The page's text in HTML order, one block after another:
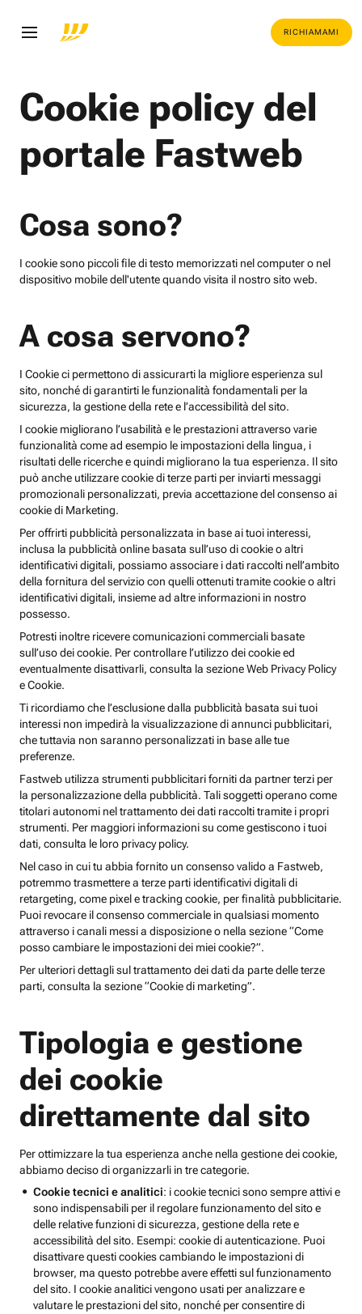
RICHIAMAMI
Cookie policy del
portale Fastweb
Cosa sono?
I cookie sono piccoli file di testo memorizzati nel computer o nel
dispositivo mobile dell'utente quando visita il nostro sito web.
A cosa servono?
I Cookie ci permettono di assicurarti la migliore esperienza sul
sito, nonché di garantirti le funzionalità fondamentali per la
sicurezza, la gestione della rete e l’accessibilità del sito.
I cookie migliorano l’usabilità e le prestazioni attraverso varie
funzionalità come ad esempio le impostazioni della lingua, i
risultati delle ricerche e quindi migliorano la tua esperienza. Il sito
può anche utilizzare cookie di terze parti per inviarti messaggi
promozionali personalizzati, previa accettazione del consenso ai
cookie di Marketing.
Per offrirti pubblicità personalizzata in base ai tuoi interessi,
inclusa la pubblicità online basata sull’uso di cookie o altri
identificativi digitali, possiamo associare i dati raccolti nell’ambito
della fornitura del servizio con quelli ottenuti tramite cookie o altri
identificativi digitali, insieme ad altre informazioni in nostro
possesso.
Potresti inoltre ricevere comunicazioni commerciali basate
sull’uso dei cookie. Per controllare l’utilizzo dei cookie ed
eventualmente disattivarli, consulta la sezione Web Privacy Policy
e Cookie.
Ti ricordiamo che l’esclusione dalla pubblicità basata sui tuoi
interessi non impedirà la visualizzazione di annunci pubblicitari,
che tuttavia non saranno personalizzati in base alle tue
preferenze.
Fastweb utilizza strumenti pubblicitari forniti da partner terzi per
la personalizzazione della pubblicità. Tali soggetti operano come
titolari autonomi nel trattamento dei dati raccolti tramite i propri
strumenti. Per maggiori informazioni su come gestiscono i tuoi
dati, consulta le loro privacy policy.
Nel caso in cui tu abbia fornito un consenso valido a Fastweb,
potremmo trasmettere a terze parti identificativi digitali di
retargeting, come pixel e tracking cookie, per finalità pubblicitarie.
Puoi revocare il consenso commerciale in qualsiasi momento
attraverso i canali messi a disposizione o nella sezione “Come
posso cambiare le impostazioni dei miei cookie?”.
Per ulteriori dettagli sul trattamento dei dati da parte delle terze
parti, consulta la sezione “Cookie di marketing”.
Tipologia e gestione
dei cookie
direttamente dal sito
Per ottimizzare la tua esperienza anche nella gestione dei cookie,
abbiamo deciso di organizzarli in tre categorie.
Cookie tecnici e analitici: i cookie tecnici sono sempre attivi e
sono indispensabili per il regolare funzionamento del sito e
delle relative funzioni di sicurezza, gestione della rete e
accessibilità del sito. Esempi: cookie di autenticazione. Puoi
disattivare questi cookies cambiando le impostazioni di
browser, ma questo potrebbe avere effetti sul funzionamento
del sito. I cookie analitici vengono usati per analizzare e
valutare le prestazioni del sito, nonché per consentire di